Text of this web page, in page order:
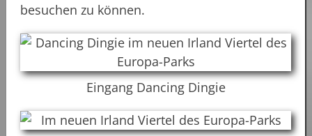
besuchen zu können.
Eingang Dancing Dingie